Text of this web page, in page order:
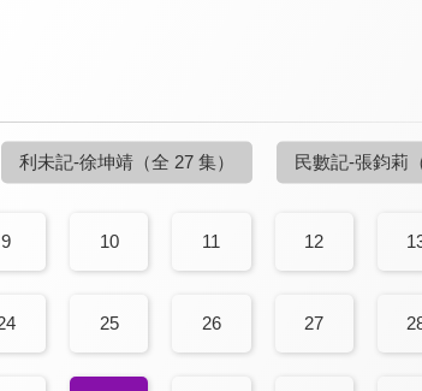
全 31 集
利未記-徐坤靖 （全 27 集） 民數記-張鈞莉
9 10 11 12
25 26 27